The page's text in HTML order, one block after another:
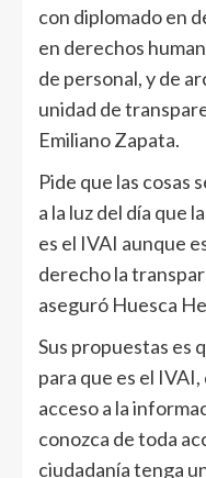
con diplomado en
en derechos
de personal, y de
unidad de
Emiliano Zapata.
Pide que las cosas
a la luz del día que
es el IVAI aunque
derecho la
aseguró Huesca
Sus propuestas es
para que es el
acceso a la
conozca de toda
ciudadanía tenga